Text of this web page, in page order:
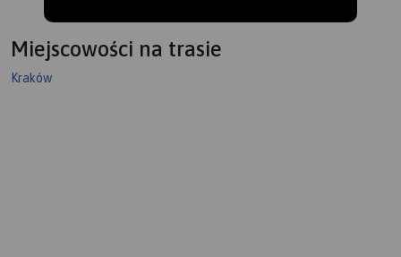
Miejscowości na trasie
Kraków